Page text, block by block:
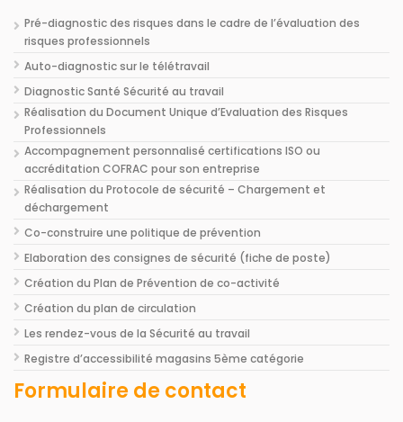
Pré-diagnostic des risques dans le cadre de l’évaluation des
risques professionnels
Auto-diagnostic sur le télétravail
Diagnostic Santé Sécurité au travail
Réalisation du Document Unique d’Evaluation des Risques
Professionnels
Accompagnement personnalisé certifications ISO ou
accréditation COFRAC pour son entreprise
Réalisation du Protocole de sécurité – Chargement et
déchargement
Co-construire une politique de prévention
Elaboration des consignes de sécurité (fiche de poste)
Création du Plan de Prévention de co-activité
Création du plan de circulation
Les rendez-vous de la Sécurité au travail
Registre d’accessibilité magasins 5ème catégorie
Formulaire de contact